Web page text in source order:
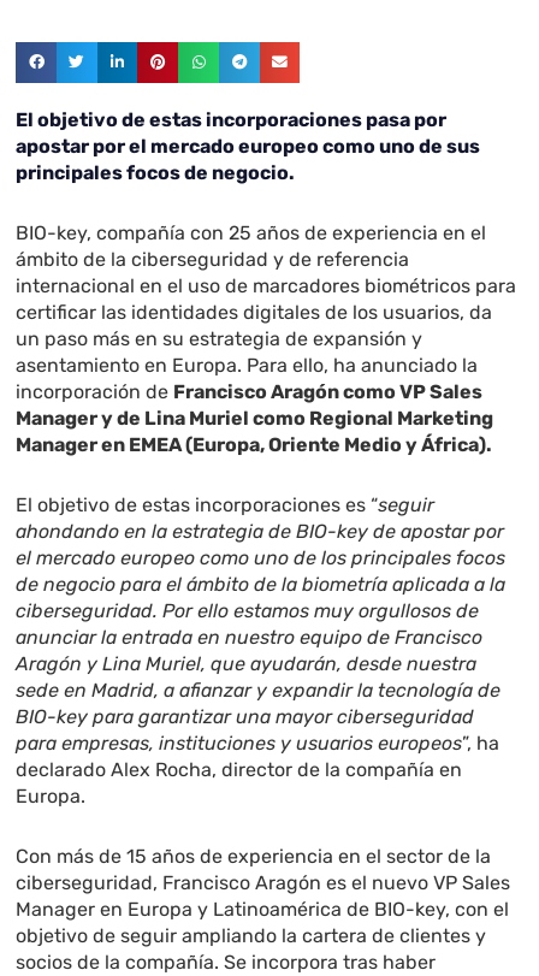
El objetivo de estas incorporaciones pasa por
apostar por el mercado europeo como uno de sus
principales focos de negocio.
BIO-key, compañía con 25 años de experiencia en el
ámbito de la ciberseguridad y de referencia
internacional en el uso de marcadores biométricos para
certificar las identidades digitales de los usuarios, da
un paso más en su estrategia de expansión y
asentamiento en Europa. Para ello, ha anunciado la
incorporación de Francisco Aragón como VP Sales
Manager y de Lina Muriel como Regional Marketing
Manager en EMEA (Europa, Oriente Medio y África).
El objetivo de estas incorporaciones es “seguir
ahondando en la estrategia de BIO-key de apostar por
el mercado europeo como uno de los principales focos
de negocio para el ámbito de la biometría aplicada a la
ciberseguridad. Por ello estamos muy orgullosos de
anunciar la entrada en nuestro equipo de Francisco
Aragón y Lina Muriel, que ayudarán, desde nuestra
sede en Madrid, a afianzar y expandir la tecnología de
BIO-key para garantizar una mayor ciberseguridad
para empresas, instituciones y usuarios europeos”, ha
declarado Alex Rocha, director de la compañía en
Europa.
Con más de 15 años de experiencia en el sector de la
ciberseguridad, Francisco Aragón es el nuevo VP Sales
Manager en Europa y Latinoamérica de BIO-key, con el
objetivo de seguir ampliando la cartera de clientes y
socios de la compañía. Se incorpora tras haber